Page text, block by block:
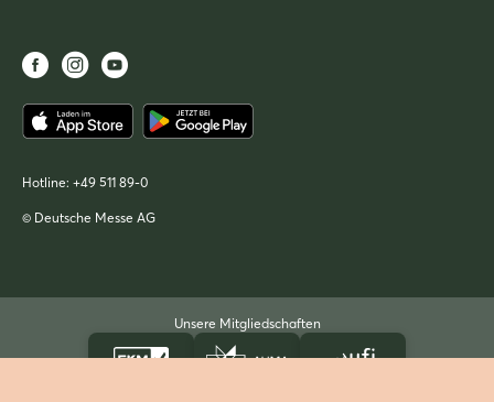
Hotline: +49 511 89-0
© Deutsche Messe AG
Unsere Mitgliedschaften